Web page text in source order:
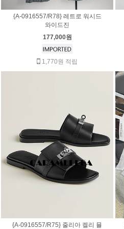
{A-0916557/R78} 레트로 워시드
와이드진
177,000원
1,770원 적립
{A-0916557/R75} 줄리아 켈리 뮬